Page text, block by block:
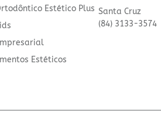
Estético Plus
Estéticos
Santa Cruz
(84) 3133-3574